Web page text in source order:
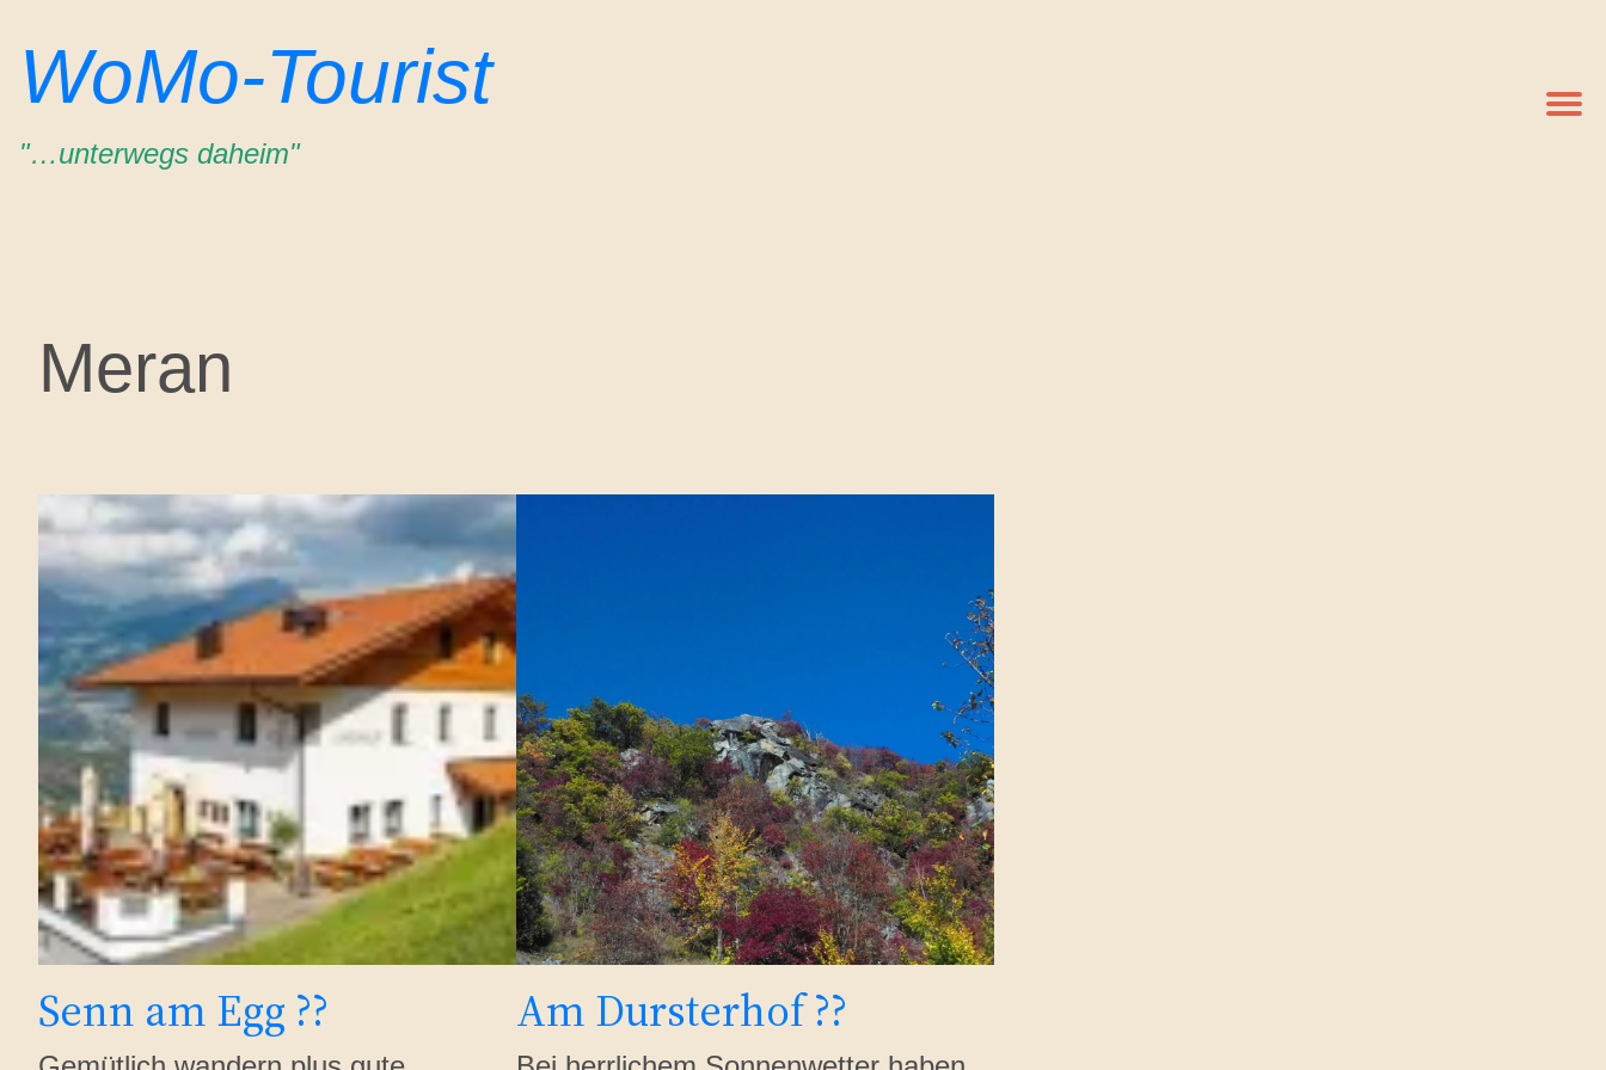
Inhalt
springen
WoMo-Tourist
"…unterwegs daheim"
Meran
Senn am Egg ?? Am Dursterhof ??